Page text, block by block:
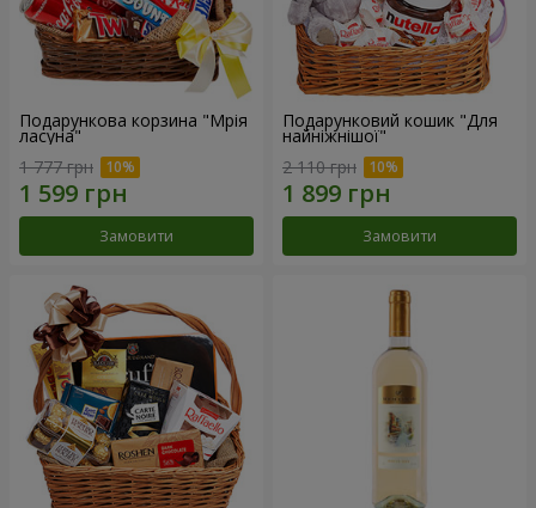
Подарункова корзина "Мрія
ласуна"
1 777 грн
Замовити
Подарунковий кошик "Для
найніжнішої"
2 110 грн
Замовити